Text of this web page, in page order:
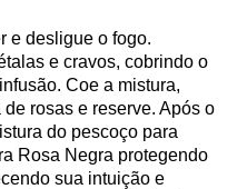
e desligue o fogo.
e cravos, cobrindo o
Coe a mistura,
rosas e reserve. Após o
do pescoço para
Rosa Negra protegendo
sua intuição e